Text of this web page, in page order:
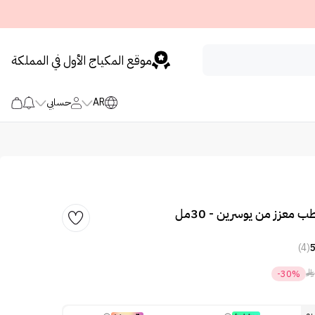
موقع المكياج الأول في المملكة
AR حسابي
معزز من يوسرين - 30مل
5
(4)

-30%